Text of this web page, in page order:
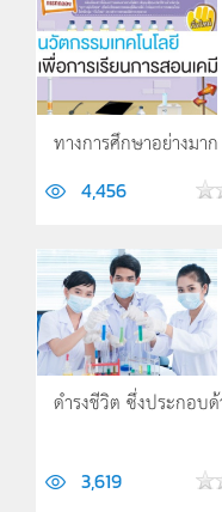
ทางการศึกษาอย่างมา
4,456
ดำรงชีวิต ซึ่งประกอบ
3,619